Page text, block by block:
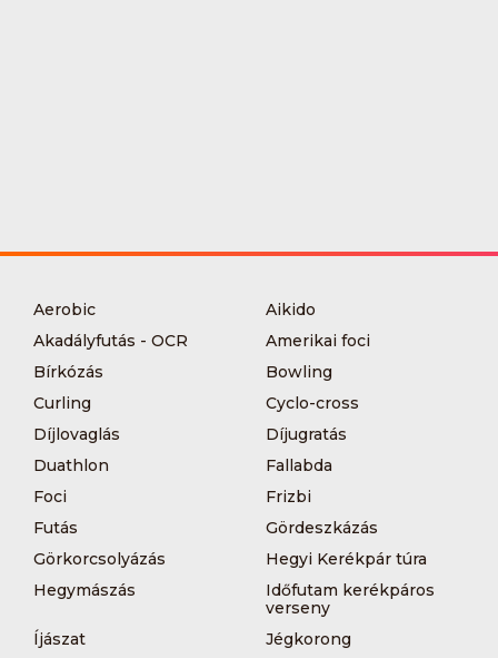
Aerobic
Aikido
Akadályfutás - OCR
Amerikai foci
Bírkózás
Bowling
Curling
Cyclo-cross
Díjlovaglás
Díjugratás
Duathlon
Fallabda
Foci
Frizbi
Futás
Gördeszkázás
Görkorcsolyázás
Hegyi Kerékpár túra
Hegymászás
Időfutam kerékpáros
verseny
Íjászat
Jégkorong